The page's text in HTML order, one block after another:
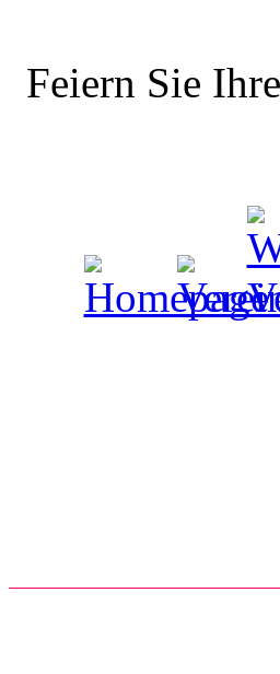
Feiern Sie